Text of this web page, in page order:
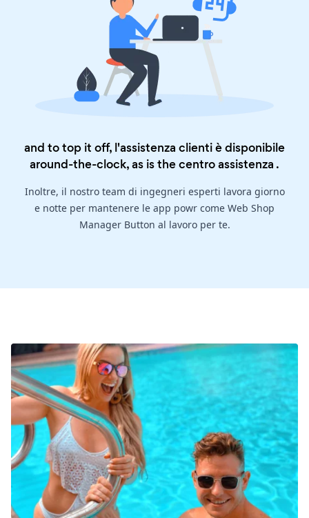
and to top it off, l'assistenza clienti è disponibile
around-the-clock, as is thecentro assistenza .
Inoltre, il nostro team di ingegneri esperti lavora giorno
e notte per mantenere le app powr come Web Shop
Manager Button al lavoro per te.